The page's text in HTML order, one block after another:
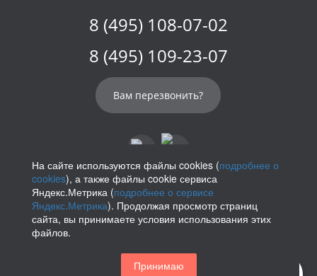
8 (495) 108-07-02
8 (495) 109-23-07
Вам перезвонить?
info@parikof.ru
Политика конфиденциальности
Магазин париков — Parikof. 2026
На сайте используются файлы cookies (подробнее о
cookies), а также файлы cookie сервиса
Яндекс.Метрика (подробнее о сервисе
Яндекс.Метрика). Продолжая просмотр страниц
сайта, вы принимаете условия использования этих
файлов.
Принимаю